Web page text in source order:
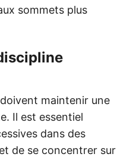
sommets plus
maintenir une
Il est essentiel
dans des
de se concentrer sur